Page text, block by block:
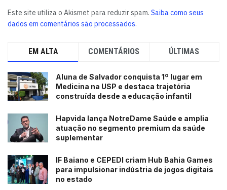
investir. “Eu acho a nossa energia muito cara. Eu tenho
sol quase os 365 dias do ano, porque moro em
casa, daqui a um, dois ou três anos eu não tenho mais
esse custo”. O equipamento abastece a residência de
Fernanda e o consultório, que divide o imóvel.
Apesar de destacar as vantagens econômicas e práticas,
como não depender das concessionárias de energia, a
dentista também fez a instalação preocupada com o
meio ambiente. “Eu tento ser o mais sustentável que
posso”, acrescenta.(Daniel Mello – Repórter da Agência
Brasil)
Este site utiliza o Akismet para reduzir spam. Saiba como seus
dados em comentários são processados.
EM ALTA COMENTÁRIOS ÚLTIMAS
Aluna de Salvador conquista 1º lugar em
Medicina na USP e destaca trajetória
construída desde a educação infantil
Hapvida lança NotreDame Saúde e amplia
atuação no segmento premium da saúde
suplementar
IF Baiano e CEPEDI criam Hub Bahia Games
para impulsionar indústria de jogos digitais
no estado